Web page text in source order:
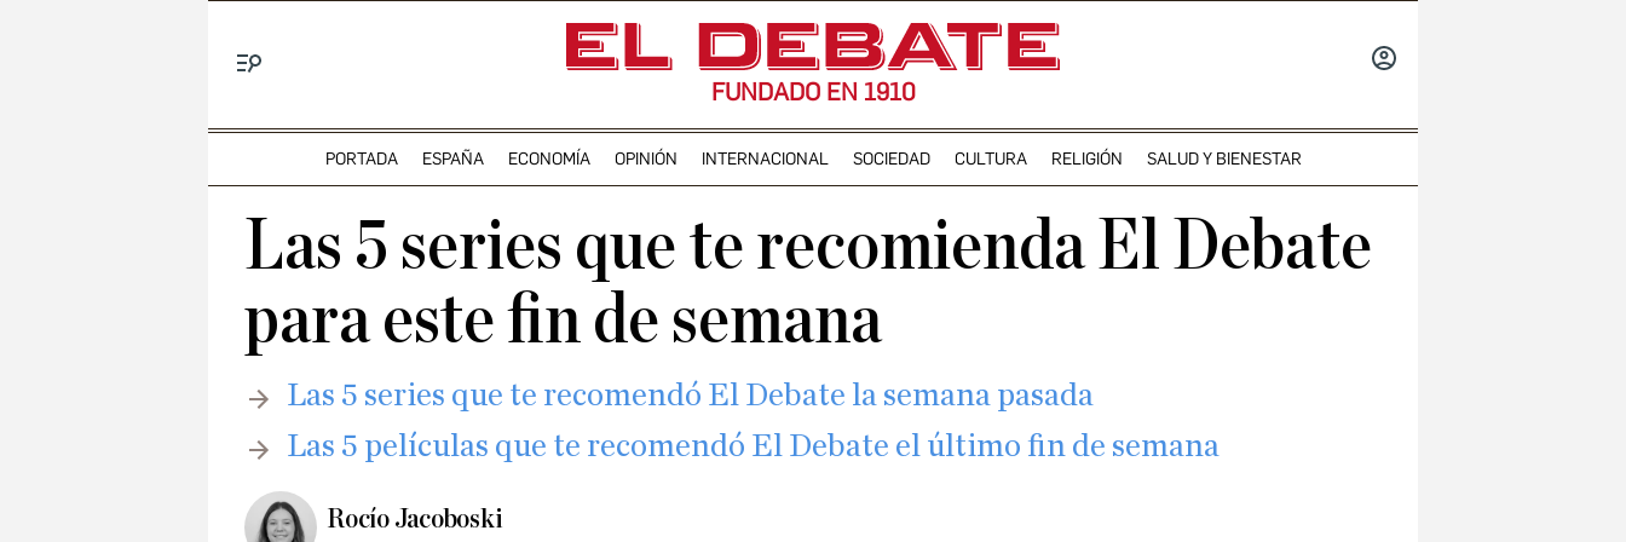
FUNDADO EN 1910
PORTADA ESPAÑA ECONOMÍA OPINIÓN INTERNACIONAL SOCIEDAD CULTURA RELIGIÓN SALUD Y BIENESTAR
Las 5 series que te recomienda El Debate
para este fin de semana
Las 5 series que te recomendó El Debate la semana pasada
Las 5 películas que te recomendó El Debate el último fin de semana
Rocío Jacoboski